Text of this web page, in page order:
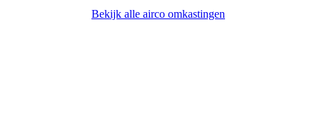
Bekijk alle airco omkastingen